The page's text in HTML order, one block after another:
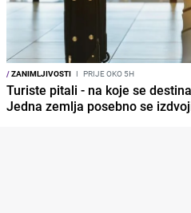
/ZANIMLJIVOSTI I PRIJE OKO 5H
Turiste pitali - na koje se
Jedna zemlja posebno se